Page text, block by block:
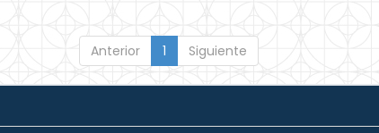
Anterior 1 Siguiente